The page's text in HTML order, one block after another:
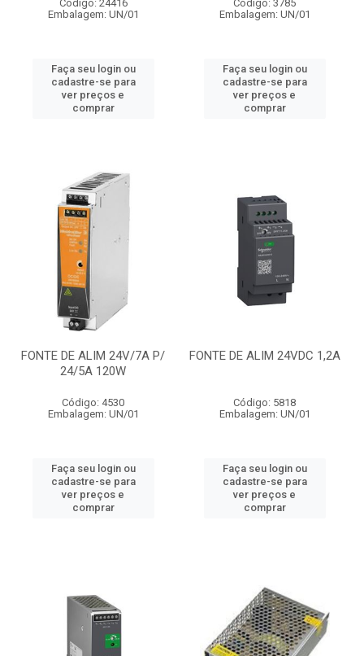
Código: 24416
Embalagem: UN/01
Faça seu login ou
cadastre-se para
ver preços e
comprar
Código: 3785
Embalagem: UN/01
Faça seu login ou
cadastre-se para
ver preços e
comprar
FONTE DE ALIM 24V/7A P/
24/5A 120W
Código: 4530
Embalagem: UN/01
Faça seu login ou
cadastre-se para
ver preços e
comprar
FONTE DE ALIM 24VDC 1,2A
Código: 5818
Embalagem: UN/01
Faça seu login ou
cadastre-se para
ver preços e
comprar